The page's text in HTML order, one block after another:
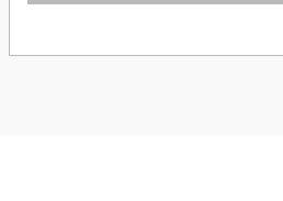
Astarsız Toplam Bant Kalınlığı
yetersiz gördüğünüz noktaları öneri